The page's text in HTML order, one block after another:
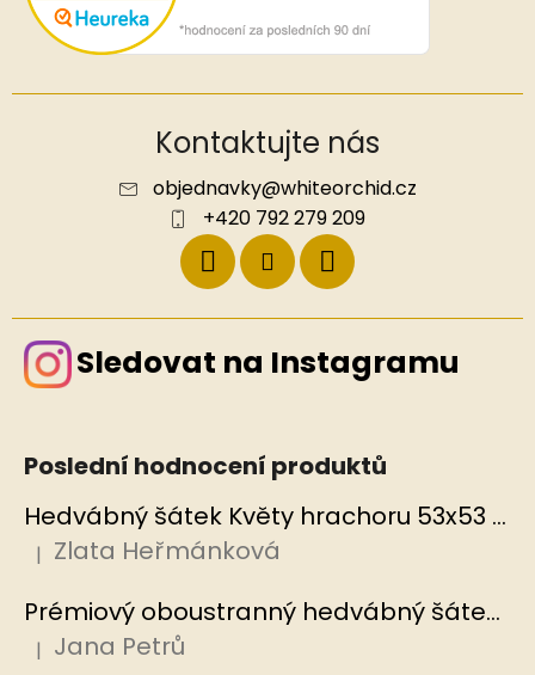
Kontaktujte nás
objednavky@whiteorchid.cz
+420 792 279 209
Sledovat na Instagramu
Poslední hodnocení produktů
Hedvábný šátek Květy hrachoru 53x53 cm v dárkovém balení, HEDVÁBNÝ SVĚT
Hodnocení produktu je 5 z 5 hvězdiček.
| Zlata Heřmánková
Prémiový oboustranný hedvábný šátek Mořský korál, MB
Hodnocení produktu je 5 z 5 hvězdiček.
| Jana Petrů